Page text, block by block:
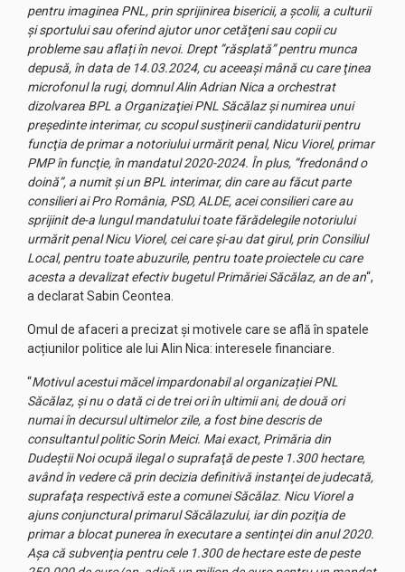
pentru imaginea PNL, prin sprijinirea bisericii, a şcolii, a culturii
şi sportului sau oferind ajutor unor cetăţeni sau copii cu
probleme sau aflați în nevoi. Drept ”răsplată” pentru munca
depusă, în data de 14.03.2024, cu aceeaşi mână cu care ţinea
microfonul la rugi, domnul Alin Adrian Nica a orchestrat
dizolvarea BPL a Organizaţiei PNL Săcălaz şi numirea unui
preşedinte interimar, cu scopul susţinerii candidaturii pentru
funcţia de primar a notoriului urmărit penal, Nicu Viorel, primar
PMP în funcţie, în mandatul 2020-2024. În plus, ”fredonând o
doină”, a numit şi un BPL interimar, din care au făcut parte
consilieri ai Pro România, PSD, ALDE, acei consilieri care au
sprijinit de-a lungul mandatului toate fărădelegile notoriului
urmărit penal Nicu Viorel, cei care şi-au dat girul, prin Consiliul
Local, pentru toate abuzurile, pentru toate proiectele cu care
acesta a devalizat efectiv bugetul Primăriei Săcălaz, an de an“,
a declarat Sabin Ceontea.
Omul de afaceri a precizat și motivele care se află în spatele
acțiunilor politice ale lui Alin Nica: interesele financiare.
“Motivul acestui măcel impardonabil al organizației PNL
Săcălaz, și nu o dată ci de trei ori în ultimii ani, de două ori
numai în decursul ultimelor zile, a fost bine descris de
consultantul politic Sorin Meici. Mai exact, Primăria din
Dudeştii Noi ocupă ilegal o suprafaţă de peste 1.300 hectare,
având în vedere că prin decizia definitivă instanţei de judecată,
suprafaţa respectivă este a comunei Săcălaz. Nicu Viorel a
ajuns conjunctural primarul Săcălazului, iar din poziţia de
primar a blocat punerea în executare a sentinţei din anul 2020.
Aşa că subvenţia pentru cele 1.300 de hectare este de peste